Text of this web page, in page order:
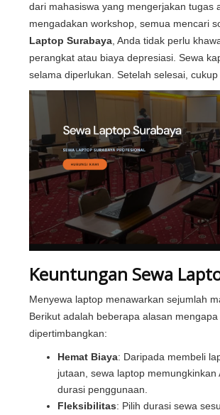
dari mahasiswa yang mengerjakan tugas
mengadakan workshop, semua mencari
Laptop Surabaya , Anda tidak perlu
perangkat atau biaya depresiasi. Sewa
selama diperlukan. Setelah selesai, cukup
Keuntungan Sewa
Menyewa laptop menawarkan sejumlah
Berikut adalah beberapa alasan mengapa
dipertimbangkan:
Hemat Biaya: Daripada membeli
jutaan, sewa laptop
durasi penggunaan.
Fleksibilitas: Pilih durasi sewa